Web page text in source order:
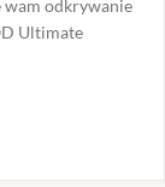
wam odkrywanie
Ultimate